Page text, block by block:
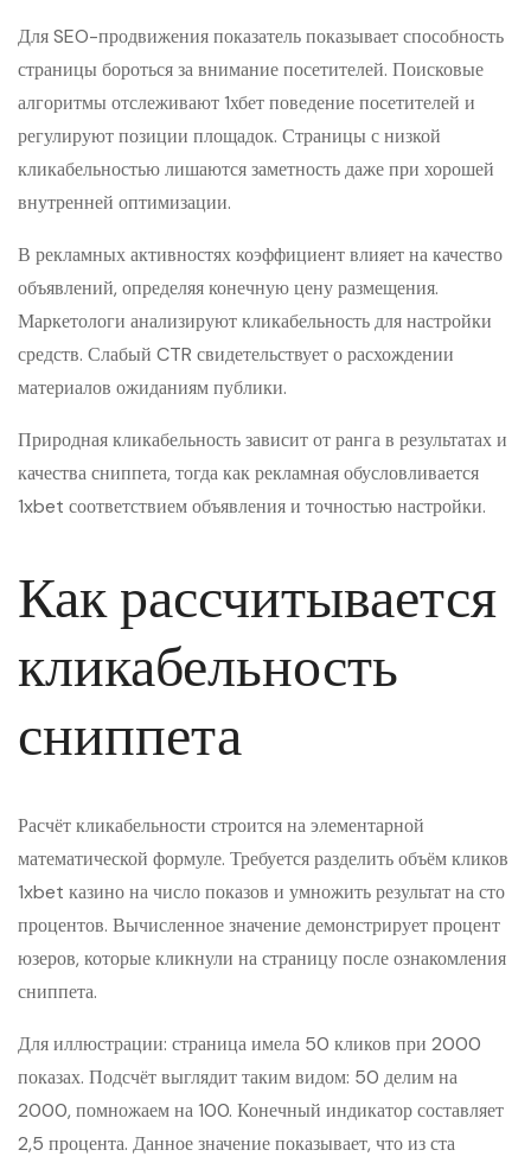
Для SEO-продвижения показатель показывает способность
страницы бороться за внимание посетителей. Поисковые
алгоритмы отслеживают 1хбет поведение посетителей и
регулируют позиции площадок. Страницы с низкой
кликабельностью лишаются заметность даже при хорошей
внутренней оптимизации.
В рекламных активностях коэффициент влияет на качество
объявлений, определяя конечную цену размещения.
Маркетологи анализируют кликабельность для настройки
средств. Слабый CTR свидетельствует о расхождении
материалов ожиданиям публики.
Природная кликабельность зависит от ранга в результатах и
качества сниппета, тогда как рекламная обусловливается
1xbet соответствием объявления и точностью настройки.
Как рассчитывается
кликабельность
сниппета
Расчёт кликабельности строится на элементарной
математической формуле. Требуется разделить объём кликов
1xbet казино на число показов и умножить результат на сто
процентов. Вычисленное значение демонстрирует процент
юзеров, которые кликнули на страницу после ознакомления
сниппета.
Для иллюстрации: страница имела 50 кликов при 2000
показах. Подсчёт выглядит таким видом: 50 делим на
2000, помножаем на 100. Конечный индикатор составляет
2,5 процента. Данное значение показывает, что из ста